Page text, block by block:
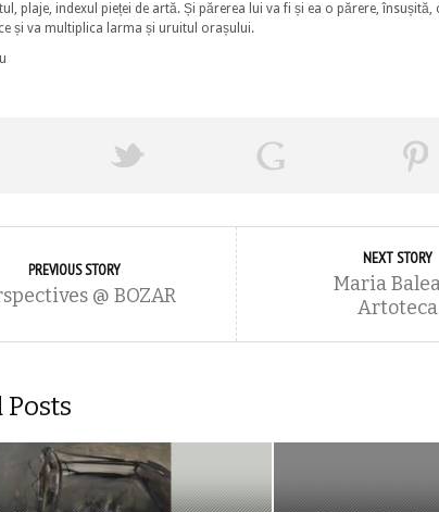
plaje, indexul pieței de artă. Și părerea lui va fi și ea o părere, însușită,
și va multiplica larma și uruitul orașului.
PREVIOUS STORY
@ BOZAR
NEXT STORY
Maria
Artoteca
Posts